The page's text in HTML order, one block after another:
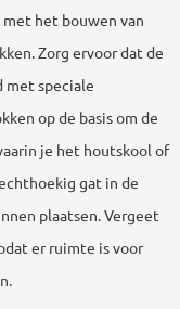
het bouwen van
Zorg ervoor dat de
met speciale
op de basis om de
je het houtskool of
gat in de
plaatsen. Vergeet
er ruimte is voor